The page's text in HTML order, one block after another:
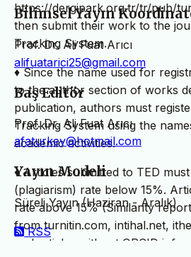
https://dergipark.org.tr/tr/pub/
then submit their work to the
Tracking System.
♦ Since the name used for
to the author section of works
publication, authors must
Tracking System using the
academic activities.
♦ Articles submitted to TED
(plagiarism) rate below 15%.
rate above 15% (Similarity
from turnitin.com, intihal.net,
and articles without ORCID
Bilimsel Yayın
Prof. Dr. Ali Fuat Arıcı
alifuatarici25@gmail.com
Baş Editör
Prof. Dr. Ali Fuat Arıcı
afaturkey@hotmail.com
Yayın Modeli
Süreli Yayın (Haziran - Aralık)
RSS